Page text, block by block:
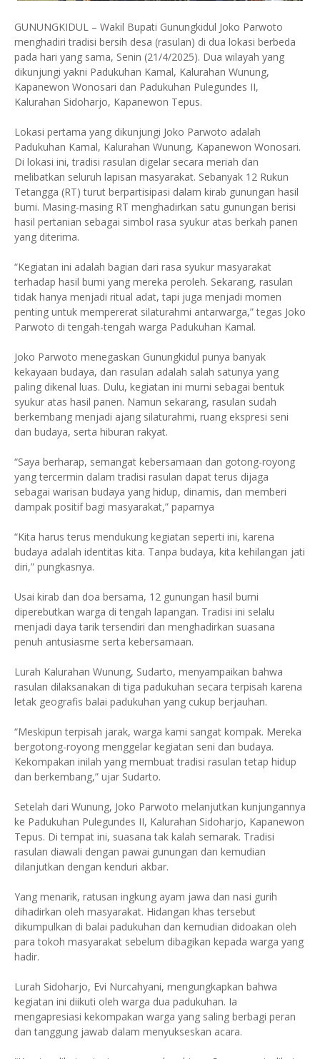
GUNUNGKIDUL – Wakil Bupati Gunungkidul Joko Parwoto
menghadiri tradisi bersih desa (rasulan) di dua lokasi berbeda
pada hari yang sama, Senin (21/4/2025). Dua wilayah yang
dikunjungi yakni Padukuhan Kamal, Kalurahan Wunung,
Kapanewon Wonosari dan Padukuhan Pulegundes II,
Kalurahan Sidoharjo, Kapanewon Tepus.
Lokasi pertama yang dikunjungi Joko Parwoto adalah
Padukuhan Kamal, Kalurahan Wunung, Kapanewon Wonosari.
Di lokasi ini, tradisi rasulan digelar secara meriah dan
melibatkan seluruh lapisan masyarakat. Sebanyak 12 Rukun
Tetangga (RT) turut berpartisipasi dalam kirab gunungan hasil
bumi. Masing-masing RT menghadirkan satu gunungan berisi
hasil pertanian sebagai simbol rasa syukur atas berkah panen
yang diterima.
“Kegiatan ini adalah bagian dari rasa syukur masyarakat
terhadap hasil bumi yang mereka peroleh. Sekarang, rasulan
tidak hanya menjadi ritual adat, tapi juga menjadi momen
penting untuk mempererat silaturahmi antarwarga,” tegas Joko
Parwoto di tengah-tengah warga Padukuhan Kamal.
Joko Parwoto menegaskan Gunungkidul punya banyak
kekayaan budaya, dan rasulan adalah salah satunya yang
paling dikenal luas. Dulu, kegiatan ini murni sebagai bentuk
syukur atas hasil panen. Namun sekarang, rasulan sudah
berkembang menjadi ajang silaturahmi, ruang ekspresi seni
dan budaya, serta hiburan rakyat.
“Saya berharap, semangat kebersamaan dan gotong-royong
yang tercermin dalam tradisi rasulan dapat terus dijaga
sebagai warisan budaya yang hidup, dinamis, dan memberi
dampak positif bagi masyarakat,” paparnya
“Kita harus terus mendukung kegiatan seperti ini, karena
budaya adalah identitas kita. Tanpa budaya, kita kehilangan jati
diri,” pungkasnya.
Usai kirab dan doa bersama, 12 gunungan hasil bumi
diperebutkan warga di tengah lapangan. Tradisi ini selalu
menjadi daya tarik tersendiri dan menghadirkan suasana
penuh antusiasme serta kebersamaan.
Lurah Kalurahan Wunung, Sudarto, menyampaikan bahwa
rasulan dilaksanakan di tiga padukuhan secara terpisah karena
letak geografis balai padukuhan yang cukup berjauhan.
“Meskipun terpisah jarak, warga kami sangat kompak. Mereka
bergotong-royong menggelar kegiatan seni dan budaya.
Kekompakan inilah yang membuat tradisi rasulan tetap hidup
dan berkembang,” ujar Sudarto.
Setelah dari Wunung, Joko Parwoto melanjutkan kunjungannya
ke Padukuhan Pulegundes II, Kalurahan Sidoharjo, Kapanewon
Tepus. Di tempat ini, suasana tak kalah semarak. Tradisi
rasulan diawali dengan pawai gunungan dan kemudian
dilanjutkan dengan kenduri akbar.
Yang menarik, ratusan ingkung ayam jawa dan nasi gurih
dihadirkan oleh masyarakat. Hidangan khas tersebut
dikumpulkan di balai padukuhan dan kemudian didoakan oleh
para tokoh masyarakat sebelum dibagikan kepada warga yang
hadir.
Lurah Sidoharjo, Evi Nurcahyani, mengungkapkan bahwa
kegiatan ini diikuti oleh warga dua padukuhan. Ia
mengapresiasi kekompakan warga yang saling berbagi peran
dan tanggung jawab dalam menyukseskan acara.